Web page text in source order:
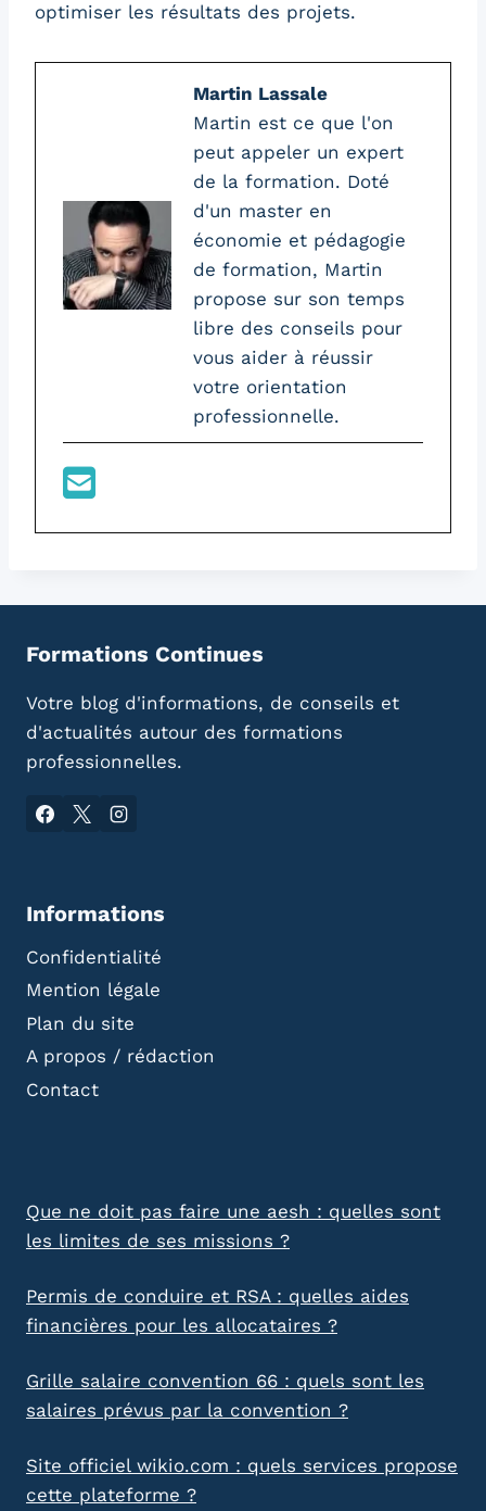
optimiser les résultats des projets.
Martin Lassale
Martin est ce que l'on
peut appeler un expert
de la formation. Doté
d'un master en
économie et pédagogie
de formation, Martin
propose sur son temps
libre des conseils pour
vous aider à réussir
votre orientation
professionnelle.
Formations Continues
Votre blog d'informations, de conseils et
d'actualités autour des formations
professionnelles.
Informations
Confidentialité
Mention légale
Plan du site
A propos / rédaction
Contact
Que ne doit pas faire une aesh : quelles sont
les limites de ses missions ?
Permis de conduire et RSA : quelles aides
financières pour les allocataires ?
Grille salaire convention 66 : quels sont les
salaires prévus par la convention ?
Site officiel wikio.com : quels services propose
cette plateforme ?